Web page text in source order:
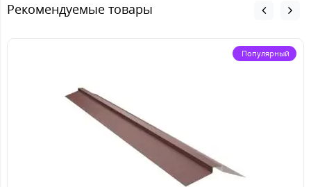
Рекомендуемые товары
Популярный